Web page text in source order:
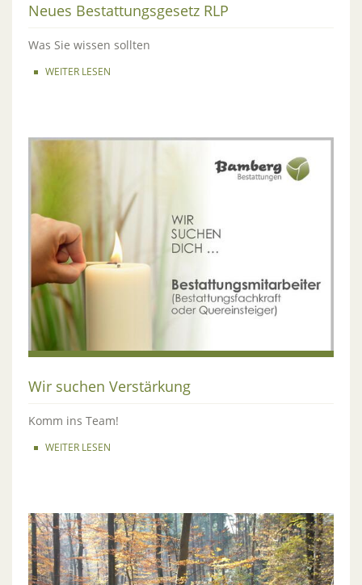
Neues Bestattungsgesetz RLP
Was Sie wissen sollten
WEITER LESEN
Wir suchen Verstärkung
Komm ins Team!
WEITER LESEN